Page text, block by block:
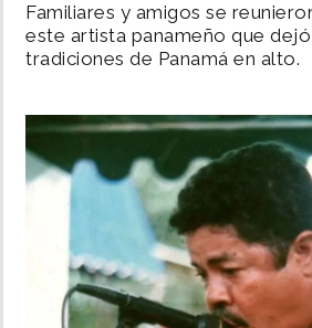
POLÍTICA
DEPORTES
INSÓLITAS
Familiares y amigos se
este artista panameño que
tradiciones de Panamá en alto.